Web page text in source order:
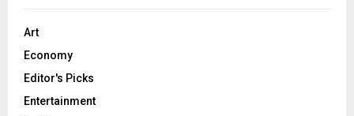
Art
Economy
Editor's Picks
Entertainment